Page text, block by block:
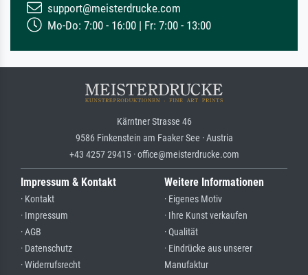
support@meisterdrucke.com
Mo-Do: 7:00 - 16:00 | Fr: 7:00 - 13:00
Kärntner Strasse 46
9586 Finkenstein am Faaker See · Austria
+43 4257 29415 · office@meisterdrucke.com
Impressum & Kontakt
· Kontakt
· Impressum
· AGB
· Datenschutz
· Widerrufsrecht
Weitere Informationen
· Eigenes Motiv
· Ihre Kunst verkaufen
· Qualität
· Eindrücke aus unserer
Manufaktur